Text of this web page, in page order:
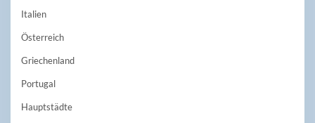
Italien
Österreich
Griechenland
Portugal
Hauptstädte